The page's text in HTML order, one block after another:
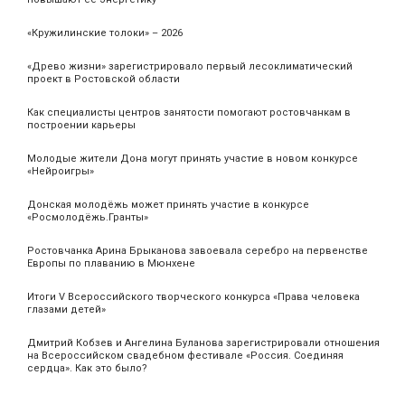
«Кружилинские толоки» – 2026
«Древо жизни» зарегистрировало первый лесоклиматический
проект в Ростовской области
Как специалисты центров занятости помогают ростовчанкам в
построении карьеры
Молодые жители Дона могут принять участие в новом конкурсе
«Нейроигры»
Донская молодёжь может принять участие в конкурсе
«Росмолодёжь.Гранты»
Ростовчанка Арина Брыканова завоевала серебро на первенстве
Европы по плаванию в Мюнхене
Итоги V Всероссийского творческого конкурса «Права человека
глазами детей»
Дмитрий Кобзев и Ангелина Буланова зарегистрировали отношения
на Всероссийском свадебном фестивале «Россия. Соединяя
сердца». Как это было?